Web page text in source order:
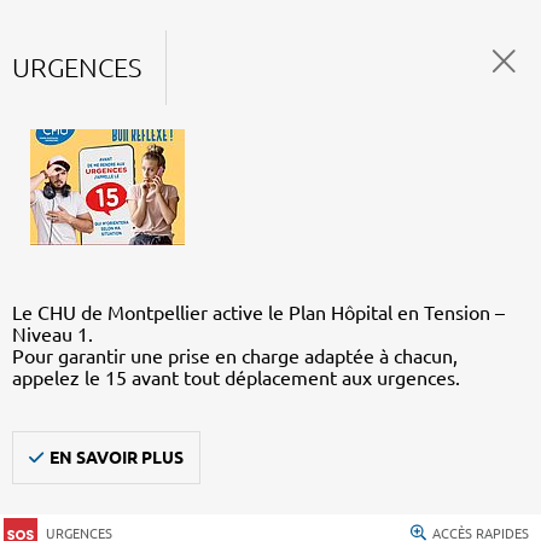
URGENCES
Le CHU de Montpellier active le Plan Hôpital en Tension –
Niveau 1.
Pour garantir une prise en charge adaptée à chacun,
appelez le 15 avant tout déplacement aux urgences.
EN SAVOIR PLUS
URGENCES ACCÈS RAPIDES